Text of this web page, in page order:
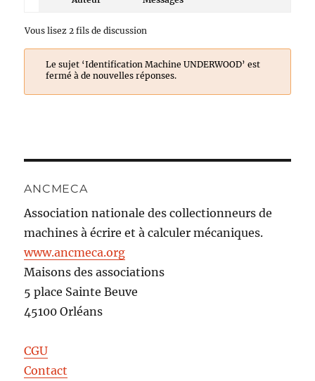
Vous lisez 2 fils de discussion
Le sujet ‘Identification Machine UNDERWOOD’ est
fermé à de nouvelles réponses.
ANCMECA
Association nationale des collectionneurs de
machines à écrire et à calculer mécaniques.
www.ancmeca.org
Maisons des associations
5 place Sainte Beuve
45100 Orléans
CGU
Contact